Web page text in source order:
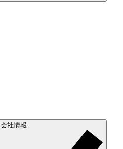
会社情報